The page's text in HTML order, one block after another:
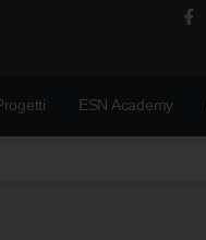
ESN Academy